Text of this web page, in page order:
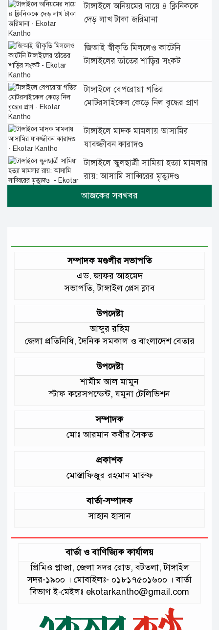
টাঙ্গাইলে অনিয়মের দায়ে ৪ ক্লিনিককে
দেড় লাখ টাকা জরিমানা
জিআই স্বীকৃতি মিললেও কাটেনি
টাঙ্গাইলের তাঁতের শাড়ির সংকট
টাঙ্গাইলে বেপরোয়া গতির
মোটরসাইকেল কেড়ে নিল বৃদ্ধের প্রাণ
টাঙ্গাইলে মাদক মামলায় আসামির
যাবজ্জীবন কারাদণ্ড
টাঙ্গাইলে স্কুলছাত্রী সামিয়া হত্যা মামলার
রায়: আসামি সাব্বিরের মৃত্যুদণ্ড
টানা বৃষ্টিতে টাঙ্গাইলে বিপর্যস্ত জনজীবন
এখন টাঙ্গাইলে
জেলার মানুষের উন্নত স্বাস্থ্যসেবায় সর্বোচ্চ
গুরুত্ব দিয়ে কাজ করছি: প্রতিমন্ত্রী টুকু
আমাদের চার পাশে ব্যাঙের ছাতার মতো
গড়ে উঠছে মাদ্রাসা ও কিন্ডার গার্ডেন
:মুক্তিযুদ্ধ বিষয়কমন্ত্রী
সম্পাদক মণ্ডলীর সভাপতি
এড. জাফর আহমেদ
সভাপতি, টাঙ্গাইল প্রেস ক্লাব
উপদেষ্টা
আব্দুর রহিম
জেলা প্রতিনিধি, দৈনিক সমকাল ও বাংলাদেশ বেতার
উপদেষ্টা
শামীম আল মামুন
স্টাফ করেসপন্ডেন্ট, যমুনা টেলিভিশন
সম্পাদক
মোঃ আরমান কবীর সৈকত
প্রকাশক
মোস্তাফিজুর রহমান মারুফ
বার্তা-সম্পাদক
সাহান হাসান
বার্তা ও বাণিজ্যিক কার্যালয়
প্রিমিও প্লাজা, জেলা সদর রোড, বটতলা, টাঙ্গাইল
সদর-১৯০০ । মোবাইলঃ- ০১৮১৭৫০১৬০০ । বার্তা
বিভাগ ই-মেইলঃ ekotarkantho@gmail.com